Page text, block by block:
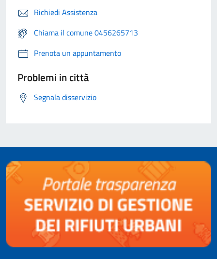
Richiedi Assistenza
Chiama il comune 0456265713
Prenota un appuntamento
Problemi in città
Segnala disservizio